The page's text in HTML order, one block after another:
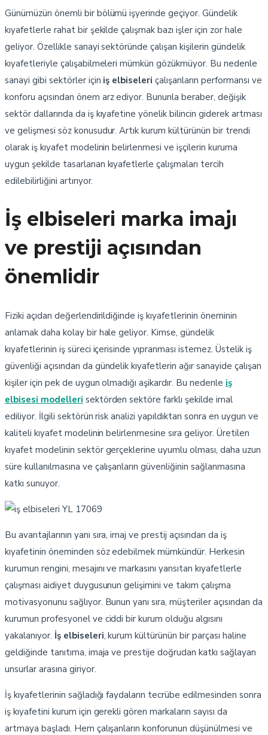
Günümüzün önemli bir bölümü işyerinde geçiyor. Gündelik
kıyafetlerle rahat bir şekilde çalışmak bazı işler için zor hale
geliyor. Özellikle sanayi sektöründe çalışan kişilerin gündelik
kıyafetleriyle çalışabilmeleri mümkün gözükmüyor. Bu nedenle
sanayi gibi sektörler için iş elbiseleri çalışanların performansı ve
konforu açısından önem arz ediyor. Bununla beraber, değişik
sektör dallarında da iş kıyafetine yönelik bilincin giderek artması
ve gelişmesi söz konusudur. Artık kurum kültürünün bir trendi
olarak iş kıyafet modelinin belirlenmesi ve işçilerin kuruma
uygun şekilde tasarlanan kıyafetlerle çalışmaları tercih
edilebilirliğini artırıyor.
İş elbiseleri marka imajı
ve prestiji açısından
önemlidir
Fiziki açıdan değerlendirildiğinde iş kıyafetlerinin öneminin
anlamak daha kolay bir hale geliyor. Kimse, gündelik
kıyafetlerinin iş süreci içerisinde yıpranması istemez. Üstelik iş
güvenliği açısından da gündelik kıyafetlerin ağır sanayide çalışan
kişiler için pek de uygun olmadığı aşikardır. Bu nedenle iş
elbisesi modelleri sektörden sektöre farklı şekilde imal
ediliyor. İlgili sektörün risk analizi yapıldıktan sonra en uygun ve
kaliteli kıyafet modelinin belirlenmesine sıra geliyor. Üretilen
kıyafet modelinin sektör gerçeklerine uyumlu olması, daha uzun
süre kullanılmasına ve çalışanların güvenliğinin sağlanmasına
katkı sunuyor.
YL 17069
Bu avantajlarının yanı sıra, imaj ve prestij açısından da iş
kıyafetinin öneminden söz edebilmek mümkündür. Herkesin
kurumun rengini, mesajını ve markasını yansıtan kıyafetlerle
çalışması aidiyet duygusunun gelişimini ve takım çalışma
motivasyonunu sağlıyor. Bunun yanı sıra, müşteriler açısından da
kurumun profesyonel ve ciddi bir kurum olduğu algısını
yakalanıyor. İş elbiseleri, kurum kültürünün bir parçası haline
geldiğinde tanıtıma, imaja ve prestije doğrudan katkı sağlayan
unsurlar arasına giriyor.
İş kıyafetlerinin sağladığı faydaların tecrübe edilmesinden sonra
iş kıyafetini kurum için gerekli gören markaların sayısı da
artmaya başladı. Hem çalışanların konforunun düşünülmesi ve